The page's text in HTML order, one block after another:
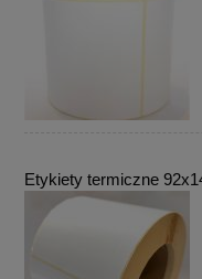
Etykiety termiczne